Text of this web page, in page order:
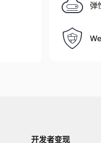
弹
开发者变现